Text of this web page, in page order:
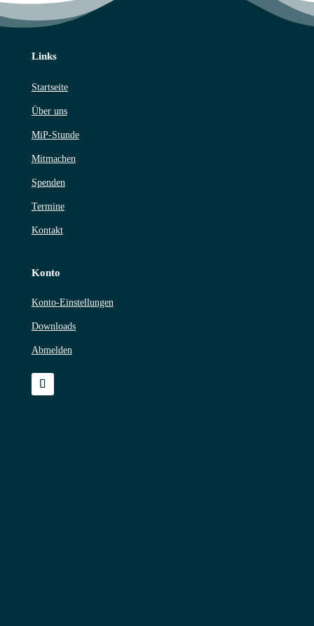
Links
Startseite
Über uns
MiP-Stunde
Mitmachen
Spenden
Termine
Kontakt
Konto
Konto-Einstellungen
Downloads
Abmelden